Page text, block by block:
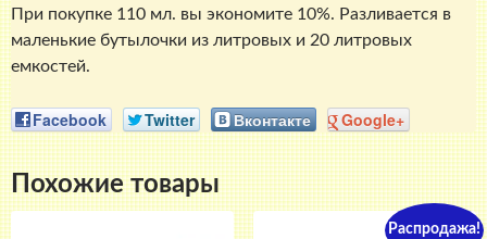
При покупке 110 мл. вы экономите 10%. Разливается в
маленькие бутылочки из литровых и 20 литровых
емкостей.
Facebook Twitter Вконтакте Google+
Похожие товары
Распродажа!